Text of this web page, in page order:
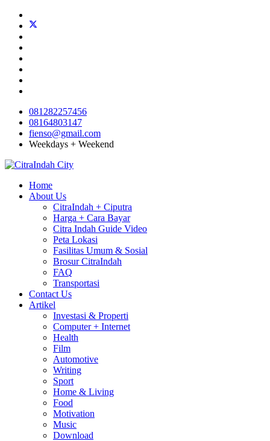
081282257456
08164803147
fienso@gmail.com
Weekdays + Weekend
Home
About Us
CitraIndah + Ciputra
Harga + Cara Bayar
Citra Indah Guide Video
Peta Lokasi
Fasilitas Umum & Sosial
Brosur CitraIndah
FAQ
Transportasi
Contact Us
Artikel
Investasi & Properti
Computer + Internet
Health
Film
Automotive
Writing
Sport
Home & Living
Food
Motivation
Music
Download